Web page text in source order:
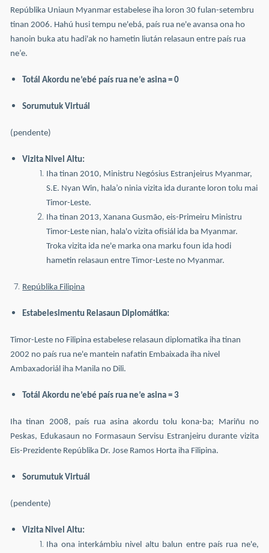
Repúblika Uniaun Myanmar estabelese iha loron 30 fulan-setembru
tinan 2006. Hahú husi tempu ne'ebá, país rua ne'e avansa ona ho
hanoin buka atu hadi'ak no hametin liután relasaun entre país rua
ne’e.
Totál Akordu ne’ebé país rua ne’e asina = 0
Sorumutuk Virtuál
(pendente)
Vizita Nivel Altu:
Iha tinan 2010, Ministru Negósius Estranjeirus Myanmar,
S.E. Nyan Win, hala’o ninia vizita ida durante loron tolu mai
Timor-Leste.
Iha tinan 2013, Xanana Gusmão, eis-Primeiru Ministru
Timor-Leste nian, hala'o vizita ofisiál ida ba Myanmar.
Troka vizita ida ne'e marka ona marku foun ida hodi
hametin relasaun entre Timor-Leste no Myanmar.
Repúblika Filipina
Estabelesimentu Relasaun Diplomátika:
Timor-Leste no Filipina estabelese relasaun diplomatika iha tinan
2002 no país rua ne'e mantein nafatin Embaixada iha nivel
Ambaxadoriál iha Manila no Dili.
Totál Akordu ne’ebé país rua ne’e asina = 3
Iha tinan 2008, país rua asina akordu tolu kona-ba; Mariñu no
Peskas, Edukasaun no Formasaun Servisu Estranjeiru durante vizita
Eis-Prezidente Repúblika Dr. Jose Ramos Horta iha Filipina.
Sorumutuk Virtuál
(pendente)
Vizita Nivel Altu:
Iha ona interkámbiu nivel altu balun entre país rua ne'e,